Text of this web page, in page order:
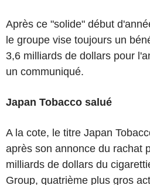
Après ce "solide" début
le groupe vise toujours un
3,6 milliards de dollars pour
un communiqué.
Japan Tobacco salué
A la cote, le titre Japan
après son annonce du rachat
milliards de dollars du
Group, quatrième plus gros